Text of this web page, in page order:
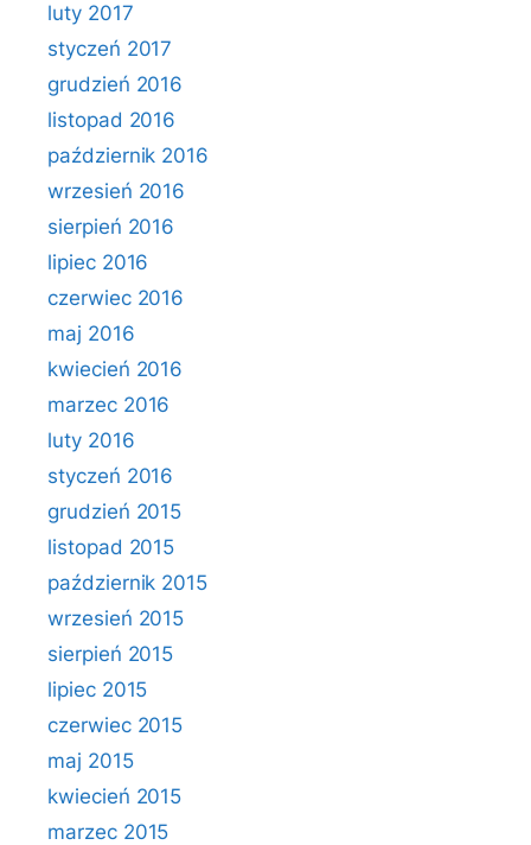
luty 2017
styczeń 2017
grudzień 2016
listopad 2016
październik 2016
wrzesień 2016
sierpień 2016
lipiec 2016
czerwiec 2016
maj 2016
kwiecień 2016
marzec 2016
luty 2016
styczeń 2016
grudzień 2015
listopad 2015
październik 2015
wrzesień 2015
sierpień 2015
lipiec 2015
czerwiec 2015
maj 2015
kwiecień 2015
marzec 2015